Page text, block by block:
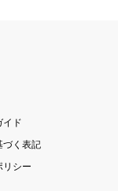
イド
づく表記
リシー